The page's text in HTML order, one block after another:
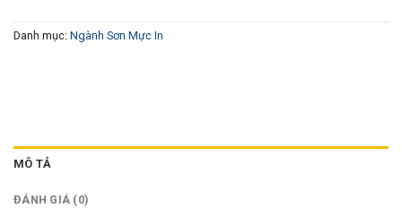
Danh mục: Ngành Sơn Mực In
MÔ TẢ
ĐÁNH GIÁ (0)